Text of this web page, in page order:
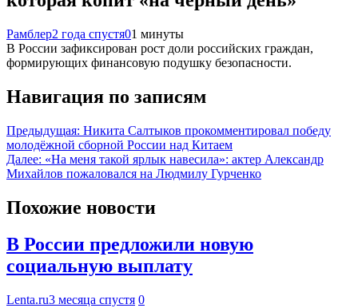
Рамблер2 года спустя01 минуты
В России зафиксирован рост доли российских граждан,
формирующих финансовую подушку безопасности.
Навигация по записям
Предыдущая: Никита Салтыков прокомментировал победу
молодёжной сборной России над Китаем
Далее: «На меня такой ярлык навесила»: актер Александр
Михайлов пожаловался на Людмилу Гурченко
Похожие новости
В России предложили новую
социальную выплату
Lenta.ru3 месяца спустя 0